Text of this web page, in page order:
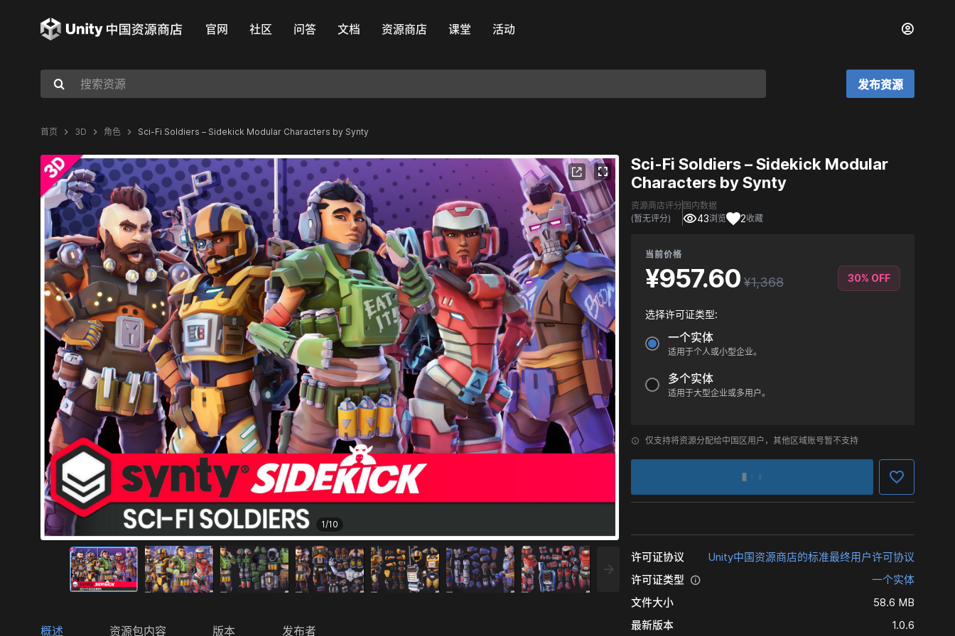
官网 社区 问答 文档 资源商店 课堂 活动
发布资源
首页 3D 角色 Sci-Fi Soldiers – Sidekick Modular Characters by Synty
1/10
概述 资源包内容 版本 发布者
Sci-Fi Soldiers – Sidekick Modular
Characters by Synty
资源商店评分
(暂无评分)
国内数据
43浏览 2收藏
当前价格
¥957.60 ¥1,368 30% OFF
选择许可证类型:
一个实体
适用于个人或小型企业。
多个实体
适用于大型企业或多用户。
仅支持将资源分配给中国区用户，其他区域账号暂不支持
许可证协议
Unity中国资源商店的标准最终用户许可协议
许可证类型
一个实体
文件大小
58.6 MB
最新版本
1.0.6